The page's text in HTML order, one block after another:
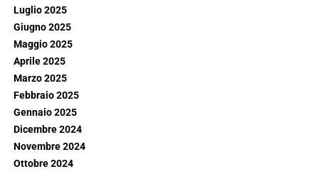
Luglio 2025
Giugno 2025
Maggio 2025
Aprile 2025
Marzo 2025
Febbraio 2025
Gennaio 2025
Dicembre 2024
Novembre 2024
Ottobre 2024